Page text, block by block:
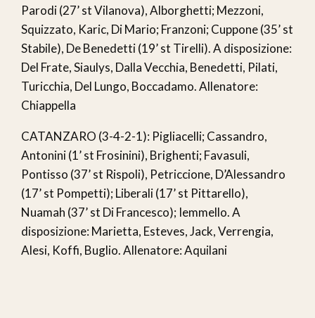
Parodi (27’ st Vilanova), Alborghetti; Mezzoni,
Squizzato, Karic, Di Mario; Franzoni; Cuppone (35’ st
Stabile), De Benedetti (19’ st Tirelli). A disposizione:
Del Frate, Siaulys, Dalla Vecchia, Benedetti, Pilati,
Turicchia, Del Lungo, Boccadamo. Allenatore:
Chiappella
CATANZARO (3-4-2-1): Pigliacelli; Cassandro,
Antonini (1’ st Frosinini), Brighenti; Favasuli,
Pontisso (37’ st Rispoli), Petriccione, D’Alessandro
(17’ st Pompetti); Liberali (17’ st Pittarello),
Nuamah (37’ st Di Francesco); Iemmello. A
disposizione: Marietta, Esteves, Jack, Verrengia,
Alesi, Koffi, Buglio. Allenatore: Aquilani